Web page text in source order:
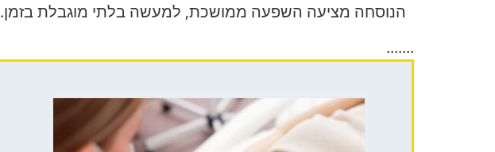
הנוסחה מציעה השפעה ממושכת, למעשה בלתי מוגבלת בזמן.
.......